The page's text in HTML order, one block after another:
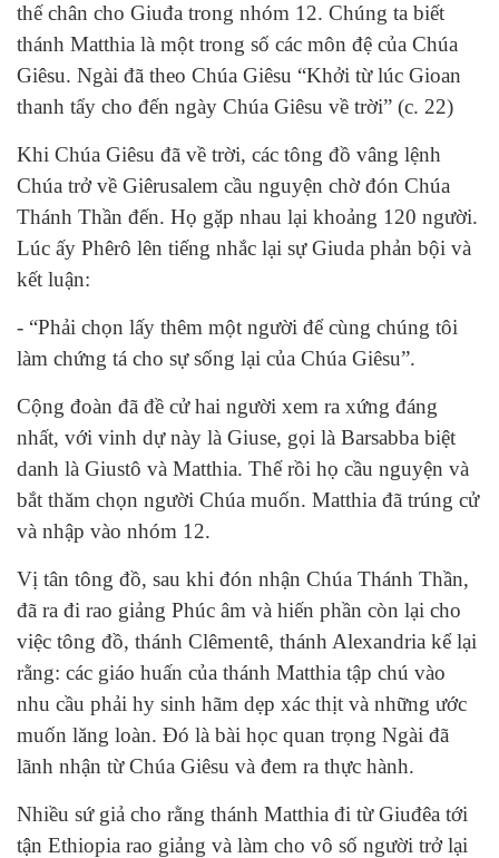
thế chân cho Giuđa trong nhóm 12. Chúng ta biết
thánh Matthia là một trong số các môn đệ của Chúa
Giêsu. Ngài đã theo Chúa Giêsu “Khởi từ lúc Gioan
thanh tẩy cho đến ngày Chúa Giêsu về trời” (c. 22)
Khi Chúa Giêsu đã về trời, các tông đồ vâng lệnh
Chúa trở về Giêrusalem cầu nguyện chờ đón Chúa
Thánh Thần đến. Họ gặp nhau lại khoảng 120 người.
Lúc ấy Phêrô lên tiếng nhắc lại sự Giuda phản bội và
kết luận:
- “Phải chọn lấy thêm một người để cùng chúng tôi
làm chứng tá cho sự sống lại của Chúa Giêsu”.
Cộng đoàn đã đề cử hai người xem ra xứng đáng
nhất, với vinh dự này là Giuse, gọi là Barsabba biệt
danh là Giustô và Matthia. Thế rồi họ cầu nguyện và
bắt thăm chọn người Chúa muốn. Matthia đã trúng cử
và nhập vào nhóm 12.
Vị tân tông đồ, sau khi đón nhận Chúa Thánh Thần,
đã ra đi rao giảng Phúc âm và hiến phần còn lại cho
việc tông đồ, thánh Clêmentê, thánh Alexandria kể lại
rằng: các giáo huấn của thánh Matthia tập chú vào
nhu cầu phải hy sinh hãm dẹp xác thịt và những ước
muốn lăng loàn. Đó là bài học quan trọng Ngài đã
lãnh nhận từ Chúa Giêsu và đem ra thực hành.
Nhiều sứ giả cho rằng thánh Matthia đi từ Giuđêa tới
tận Ethiopia rao giảng và làm cho vô số người trở lại